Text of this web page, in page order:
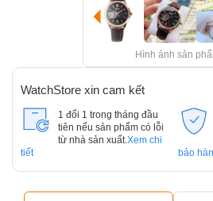
Hình ảnh sản
WatchStore xin cam kết
1 đổi 1 trong tháng đầu
tiên nếu sản phẩm có lỗi
từ nhà sản xuất. Xem chi
tiết
bảo